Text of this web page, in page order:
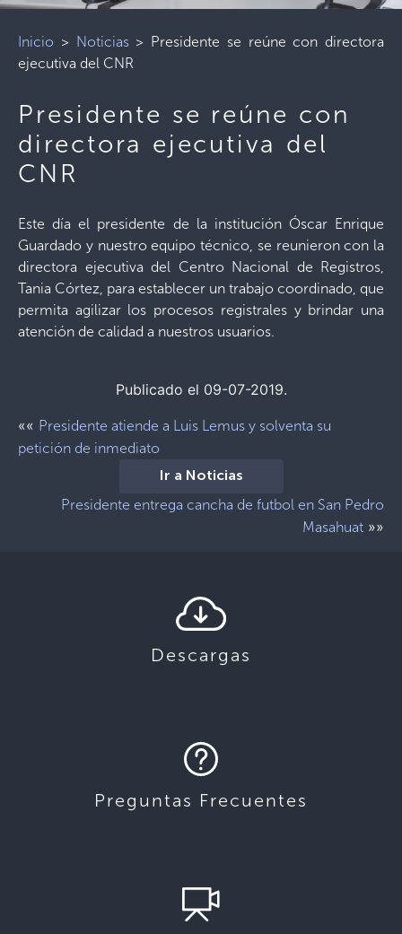
Inicio > Noticias> Presidente se reúne con directora
ejecutiva del CNR
Presidente se reúne con
directora ejecutiva del
CNR
Este día el presidente de la institución Óscar Enrique
Guardado y nuestro equipo técnico, se reunieron con la
directora ejecutiva del Centro Nacional de Registros,
Tania Córtez, para establecer un trabajo coordinado, que
permita agilizar los procesos registrales y brindar una
atención de calidad a nuestros usuarios.
Publicado el 09-07-2019.
«« Presidente atiende a Luis Lemus y solventa su
petición de inmediato
Ir a Noticias
Presidente entrega cancha de futbol en San Pedro
Masahuat »»
Descargas
Preguntas Frecuentes